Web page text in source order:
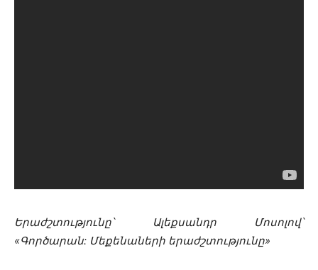
Երաժշտությունը՝ Ալեքսանդր Մոսոլով՝
«Գործարան: Մեքենաների երաժշտությունը»